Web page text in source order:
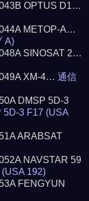
OPTUS D1…
METOP-A…
A)
SINOSAT 2…
049A XM-4…通信
DMSP 5D-3
5D-3 F17 (USA
ARABSAT
NAVSTAR 59
192)
FENGYUN